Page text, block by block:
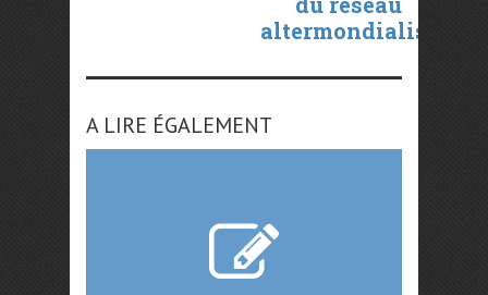
altermondialistes
A LIRE ÉGALEMENT